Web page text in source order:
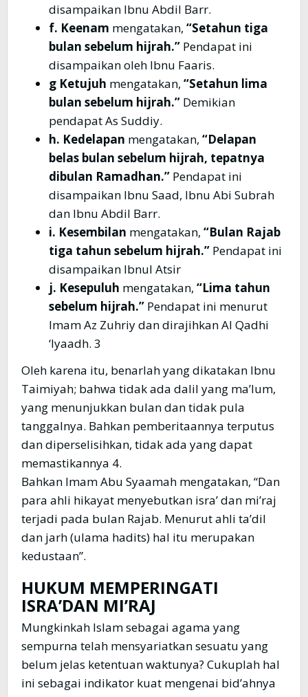
disampaikan Ibnu Abdil Barr.
f. Keenam mengatakan, “Setahun tiga
bulan sebelum hijrah.” Pendapat ini
disampaikan oleh Ibnu Faaris.
g Ketujuh mengatakan, “Setahun lima
bulan sebelum hijrah.” Demikian
pendapat As Suddiy.
h. Kedelapan mengatakan, “Delapan
belas bulan sebelum hijrah, tepatnya
dibulan Ramadhan.” Pendapat ini
disampaikan Ibnu Saad, Ibnu Abi Subrah
dan Ibnu Abdil Barr.
i. Kesembilan mengatakan, “Bulan Rajab
tiga tahun sebelum hijrah.” Pendapat ini
disampaikan Ibnul Atsir
j. Kesepuluh mengatakan, “Lima tahun
sebelum hijrah.” Pendapat ini menurut
Imam Az Zuhriy dan dirajihkan Al Qadhi
‘Iyaadh. 3
Oleh karena itu, benarlah yang dikatakan Ibnu
Taimiyah; bahwa tidak ada dalil yang ma’lum,
yang menunjukkan bulan dan tidak pula
tanggalnya. Bahkan pemberitaannya terputus
dan diperselisihkan, tidak ada yang dapat
memastikannya 4.
Bahkan Imam Abu Syaamah mengatakan, “Dan
para ahli hikayat menyebutkan isra’ dan mi’raj
terjadi pada bulan Rajab. Menurut ahli ta’dil
dan jarh (ulama hadits) hal itu merupakan
kedustaan”.
HUKUM MEMPERINGATI
ISRA’DAN MI’RAJ
Mungkinkah Islam sebagai agama yang
sempurna telah mensyariatkan sesuatu yang
belum jelas ketentuan waktunya? Cukuplah hal
ini sebagai indikator kuat mengenai bid’ahnya